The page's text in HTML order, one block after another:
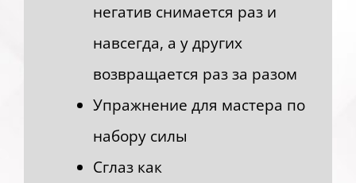
негатив снимается раз и
навсегда, а у других
возвращается раз за разом
Упражнение для мастера по
набору силы
Сглаз как